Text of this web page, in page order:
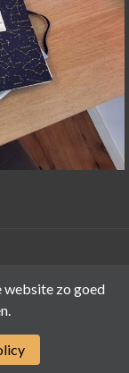
website zo goed